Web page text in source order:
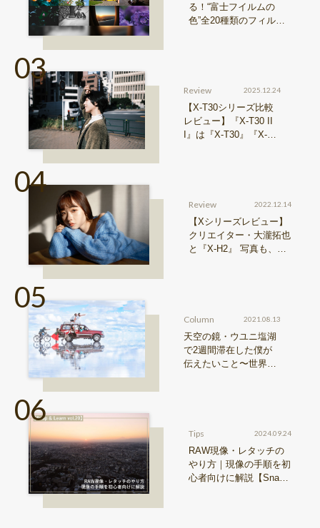
る！“富士フイルムの
色”全20種類のフィルム
Review 2025.12.24
【X-T30シリーズ比較
レビュー】『X-T30 II
I』は『X-T30』『X-T3
Review 2022.12.14
【Xシリーズレビュー】
クリエイター・大瀧拓也
と『X-H2』 写真も、動
Column 2021.08.13
天空の鏡・ウユニ塩湖
で2週間滞在した僕が
伝えたいこと〜世界の
Tips 2024.09.24
RAW現像・レタッチの
やり方｜現像の手順を初
心者向けに解説【Snap